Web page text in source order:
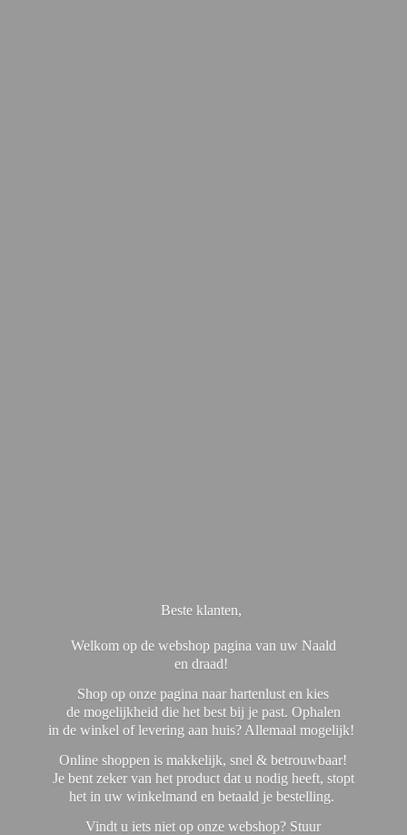
Beste klanten,
Welkom op de webshop pagina van uw Naald
en draad!
Shop op onze pagina naar hartenlust en kies
de mogelijkheid die het best bij je past. Ophalen
in de winkel of levering aan huis? Allemaal mogelijk!
Online shoppen is makkelijk, snel & betrouwbaar!
Je bent zeker van het product dat u nodig heeft, stopt
het in uw winkelmand en betaald je bestelling.
Vindt u iets niet op onze webshop? Stuur